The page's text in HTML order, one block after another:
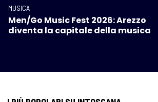
MUSICA
Men/Go Music Fest 2026: Arezzo
diventa la capitale della musica